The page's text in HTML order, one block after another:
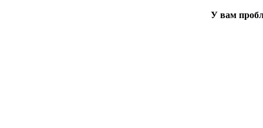
У вам